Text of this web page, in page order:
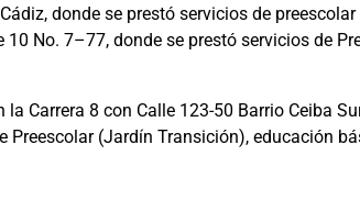
donde se prestó servicios de
No. 7–77, donde se prestó servicios de
Carrera 8 con Calle 123-50 Barrio Ceiba
(Jardín Transición), educación